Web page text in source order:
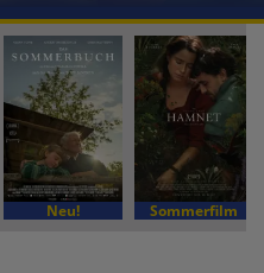
Neu! Sommerfilm